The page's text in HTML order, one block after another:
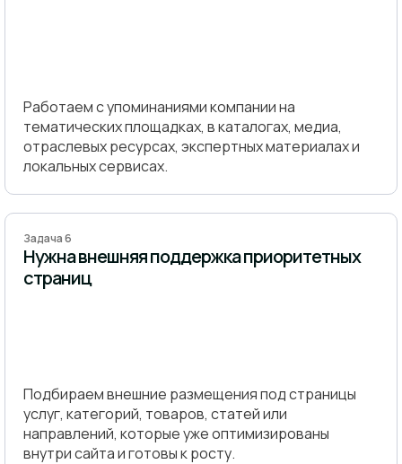
Работаем с упоминаниями компании на
тематических площадках, в каталогах, медиа,
отраслевых ресурсах, экспертных материалах и
локальных сервисах.
Задача 6
Нужна внешняя поддержка приоритетных
страниц
Подбираем внешние размещения под страницы
услуг, категорий, товаров, статей или
направлений, которые уже оптимизированы
внутри сайта и готовы к росту.